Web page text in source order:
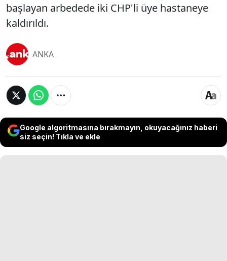
başlayan arbedede iki CHP'li üye hastaneye
kaldırıldı.
ANKA
Google algoritmasına bırakmayın, okuyacağınız haberi
siz seçin! Tıkla ve ekle